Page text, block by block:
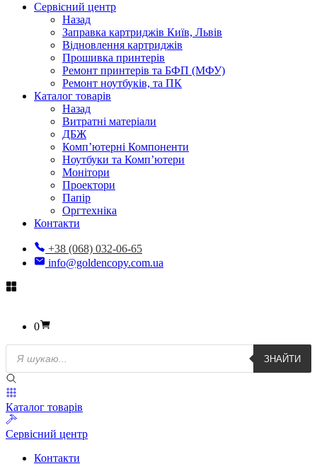
Сервісний центр
Назад
Заправка картриджів Київ, Львів
Відновлення картриджів
Прошивка принтерів
Ремонт принтерів та БФП (МФУ)
Ремонт ноутбуків, та ПК
Каталог товарів
Назад
Витратні матеріали
ДБЖ
Комп’ютерні Компоненти
Ноутбуки та Комп’ютери
Монітори
Проектори
Папір
Оргтехніка
Контакти
+38 (068) 032-06-65
info@goldencopy.com.ua
0
Пошук
товарів
ЗНАЙТИ
Каталог товарів
Сервісний центр
Контакти